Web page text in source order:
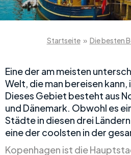
Startseite » Die besten
Eine der am meisten
Welt, die man bereisen kann,
Dieses Gebiet besteht aus
und Dänemark. Obwohl es
Städte in diesen drei
eine der coolsten in der
Kopenhagen ist die